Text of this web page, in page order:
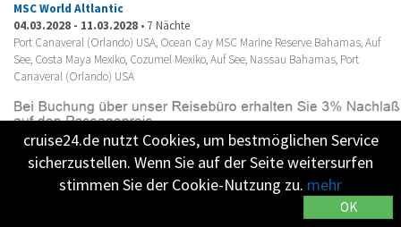
MSC World Altlantic
04.03.2028 - 11.03.2028 • 7 Nächte
Port Canaveral (Orlando) USA, Ocean Cay MSC Marine Reserve Bahamas, Auf
See, Costa Maya Mexiko, Cozumel Mexiko, Auf See, Nassau Bahamas, Port
Canaveral (Orlando) USA
cruise24.de nutzt Cookies, um bestmöglichen Service
sicherzustellen. Wenn Sie auf der Seite weitersurfen
stimmen Sie der Cookie-Nutzung zu. mehr
OK